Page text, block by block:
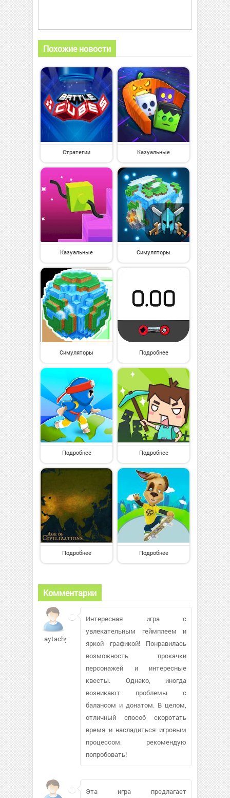
Похожие новости
Стратегии Казуальные
Казуальные Симуляторы
Симуляторы Подробнее
Подробнее Подробнее
Подробнее Подробнее
Комментарии
aytachywsy
Интересная игра с
увлекательным геймплеем и
яркой графикой! Понравилась
возможность прокачки
персонажей и интересные
квесты. Однако, иногда
возникают проблемы с
балансом и донатом. В целом,
отличный способ скоротать
время и насладиться игровым
процессом. рекомендую
попробовать!
Эта игра предлагает